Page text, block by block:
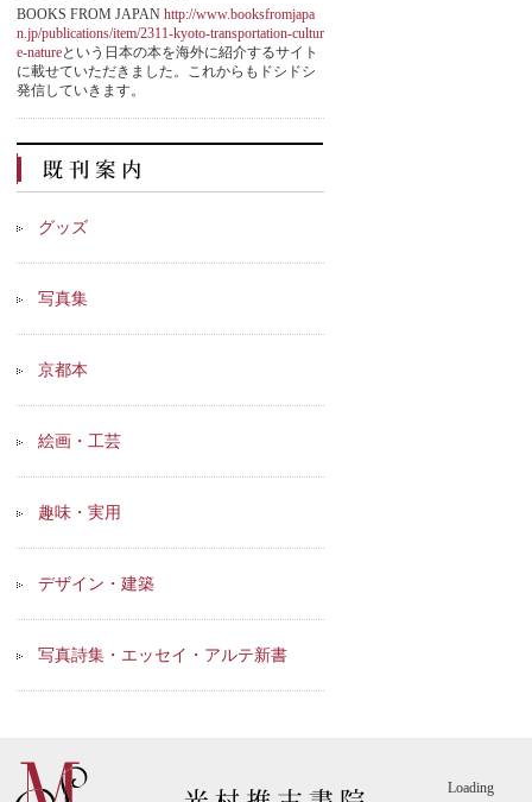
BOOKS FROM JAPAN http://www.booksfromjapa
n.jp/publications/item/2311-kyoto-transportation-cultur
e-natureという日本の本を海外に紹介するサイト
に載せていただきました。これからもドシドシ
発信していきます。
グッズ
写真集
京都本
絵画・工芸
趣味・実用
デザイン・建築
写真詩集・エッセイ・アルテ新書
Loading